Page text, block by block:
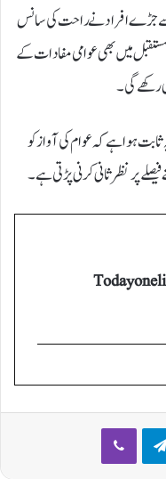
جڑے افراد نے راحت کی سانس
میں بھی عوامی مفادات کے
رکھے گی۔
ہوا ہے کہ عوام کی آواز کو
پر نظر ثانی کرنی پڑتی ہے۔
Telegram